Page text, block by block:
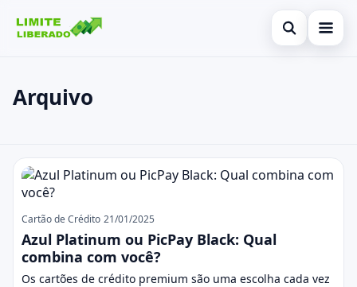
Abrir busca
Cartão de Crédito
Investimentos
Legal
Buscar no site
Pressione Enter para buscar ou ESC para fechar.
Arquivo
Posts
Cartão de Crédito 21/01/2025
Azul Platinum ou PicPay Black: Qual
combina com você?
Os cartões de crédito premium são uma escolha cada vez